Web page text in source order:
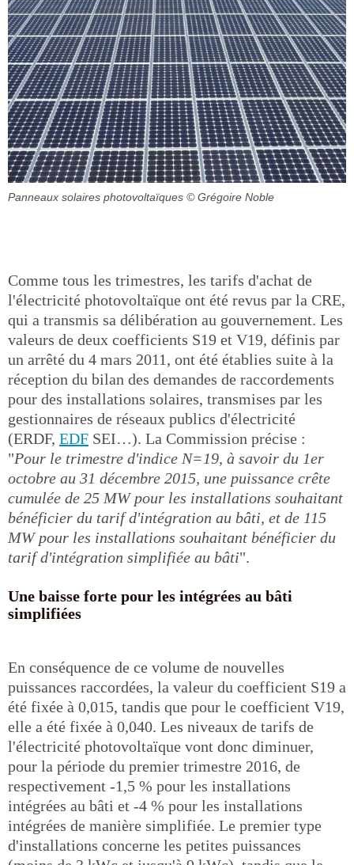
Panneaux solaires photovoltaïques © Grégoire Noble
Comme tous les trimestres, les tarifs d'achat de
l'électricité photovoltaïque ont été revus par la CRE,
qui a transmis sa délibération au gouvernement. Les
valeurs de deux coefficients S19 et V19, définis par
un arrêté du 4 mars 2011, ont été établies suite à la
réception du bilan des demandes de raccordements
pour des installations solaires, transmises par les
gestionnaires de réseaux publics d'électricité
(ERDF, EDF SEI…). La Commission précise :
"Pour le trimestre d'indice N=19, à savoir du 1er
octobre au 31 décembre 2015, une puissance crête
cumulée de 25 MW pour les installations souhaitant
bénéficier du tarif d'intégration au bâti, et de 115
MW pour les installations souhaitant bénéficier du
tarif d'intégration simplifiée au bâti".
Une baisse forte pour les intégrées au bâti
simplifiées
En conséquence de ce volume de nouvelles
puissances raccordées, la valeur du coefficient S19 a
été fixée à 0,015, tandis que pour le coefficient V19,
elle a été fixée à 0,040. Les niveaux de tarifs de
l'électricité photovoltaïque vont donc diminuer,
pour la période du premier trimestre 2016, de
respectivement -1,5 % pour les installations
intégrées au bâti et -4 % pour les installations
intégrées de manière simplifiée. Le premier type
d'installations concerne les petites puissances